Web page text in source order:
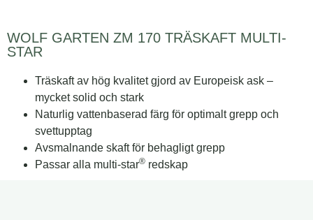
WOLF GARTEN ZM 170 TRÄSKAFT MULTI-
STAR
Träskaft av hög kvalitet gjord av Europeisk ask –
mycket solid och stark
Naturlig vattenbaserad färg för optimalt grepp och
svettupptag
Avsmalnande skaft för behagligt grepp
Passar alla multi-star® redskap